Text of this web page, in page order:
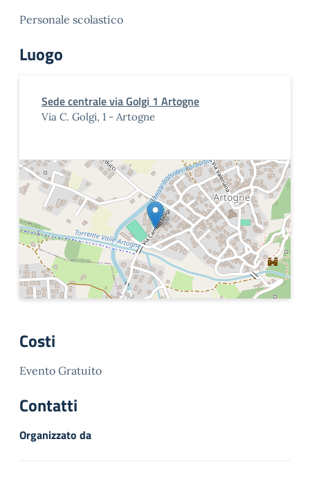
Personale scolastico
Luogo
Sede centrale via Golgi 1 Artogne
Via C. Golgi, 1 - Artogne
Costi
Evento Gratuito
Contatti
Organizzato da